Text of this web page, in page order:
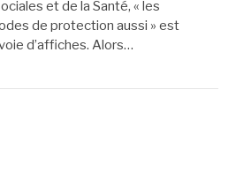
et de la Santé, « les
de protection aussi » est
d’affiches. Alors…